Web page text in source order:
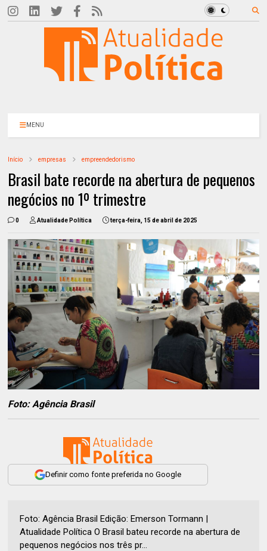
MENU
Início empresas empreendedorismo
Brasil bate recorde na abertura de pequenos
negócios no 1º trimestre
0 Atualidade Política terça-feira, 15 de abril de 2025
Foto: Agência Brasil
Definir como fonte preferida no Google
Foto: Agência Brasil Edição: Emerson Tormann |
Atualidade Política O Brasil bateu recorde na abertura de
pequenos negócios nos três pr...